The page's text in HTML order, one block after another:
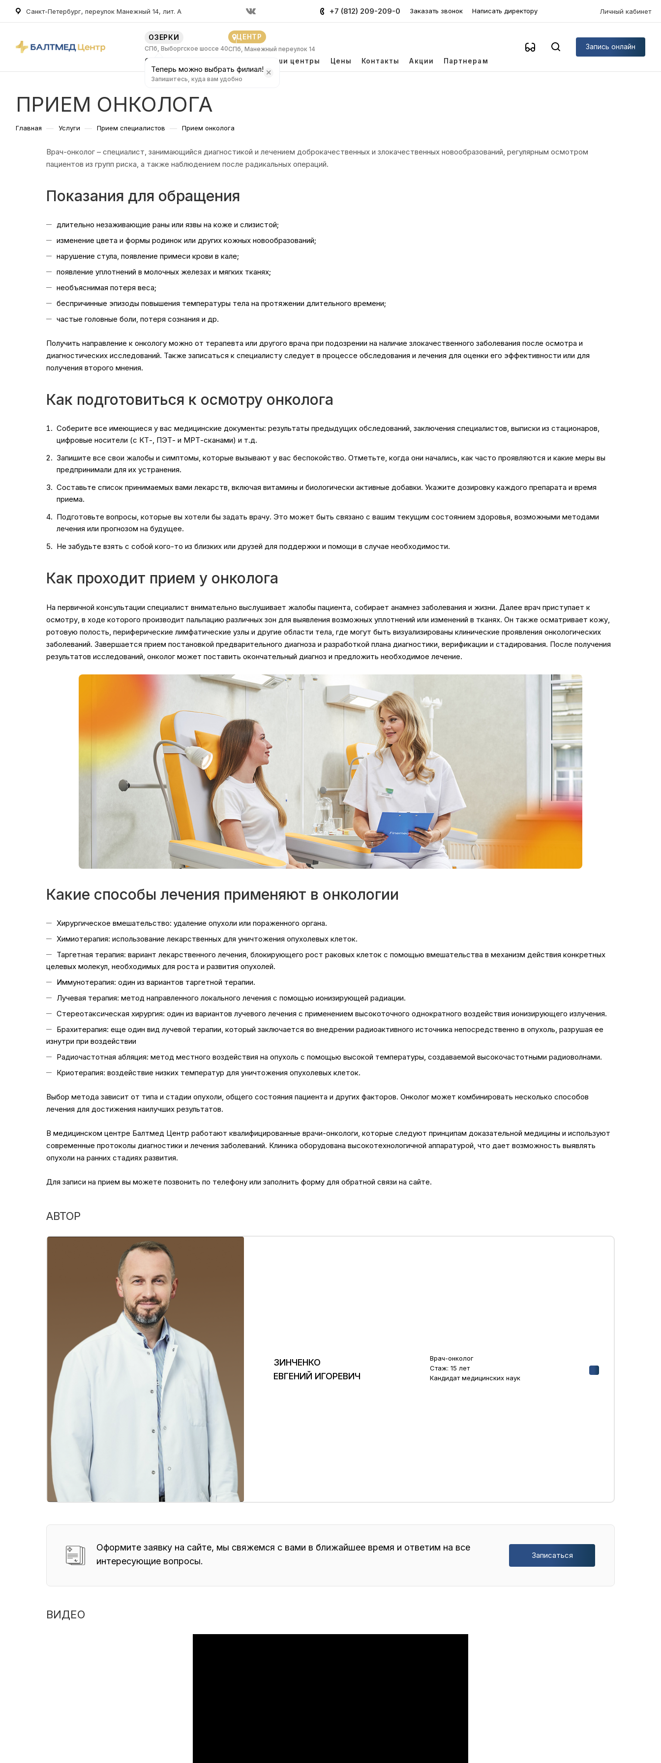
Санкт-Петербург, переулок Манежный 14, лит. А +7 (812) 209-209-0 Заказать звонок Написать директору Личный кабинет
ОЗЕРКИ
СПб, Выборгское шоссе 40
ЦЕНТР
СПб, Манежный переулок 14
Теперь можно выбрать филиал!
Запишитесь, куда вам удобно
О клинике Наши центры Цены Контакты Акции Партнерам
Запись онлайн
ПРИЕМ ОНКОЛОГА
Главная — Услуги — Прием специалистов — Прием онколога
Врач-онколог – специалист, занимающийся диагностикой и лечением доброкачественных и злокачественных новообразований, регулярным осмотром
пациентов из групп риска, а также наблюдением после радикальных операций.
Показания для обращения
длительно незаживающие раны или язвы на коже и слизистой;
изменение цвета и формы родинок или других кожных новообразований;
нарушение стула, появление примеси крови в кале;
появление уплотнений в молочных железах и мягких тканях;
необъяснимая потеря веса;
беспричинные эпизоды повышения температуры тела на протяжении длительного времени;
частые головные боли, потеря сознания и др.
Получить направление к онкологу можно от терапевта или другого врача при подозрении на наличие злокачественного заболевания после осмотра и
диагностических исследований. Также записаться к специалисту следует в процессе обследования и лечения для оценки его эффективности или для
получения второго мнения.
Как подготовиться к осмотру онколога
Соберите все имеющиеся у вас медицинские документы: результаты предыдущих обследований, заключения специалистов, выписки из стационаров,
цифровые носители (с КТ-, ПЭТ- и МРТ-сканами) и т.д.
Запишите все свои жалобы и симптомы, которые вызывают у вас беспокойство. Отметьте, когда они начались, как часто проявляются и какие меры вы
предпринимали для их устранения.
Составьте список принимаемых вами лекарств, включая витамины и биологически активные добавки. Укажите дозировку каждого препарата и время
приема.
Подготовьте вопросы, которые вы хотели бы задать врачу. Это может быть связано с вашим текущим состоянием здоровья, возможными методами
лечения или прогнозом на будущее.
Не забудьте взять с собой кого-то из близких или друзей для поддержки и помощи в случае необходимости.
Как проходит прием у онколога
На первичной консультации специалист внимательно выслушивает жалобы пациента, собирает анамнез заболевания и жизни. Далее врач приступает к
осмотру, в ходе которого производит пальпацию различных зон для выявления возможных уплотнений или изменений в тканях. Он также осматривает кожу,
ротовую полость, периферические лимфатические узлы и другие области тела, где могут быть визуализированы клинические проявления онкологических
заболеваний. Завершается прием постановкой предварительного диагноза и разработкой плана диагностики, верификации и стадирования. После получения
результатов исследований, онколог может поставить окончательный диагноз и предложить необходимое лечение.
Какие способы лечения применяют в онкологии
Хирургическое вмешательство: удаление опухоли или пораженного органа.
Химиотерапия: использование лекарственных для уничтожения опухолевых клеток.
Таргетная терапия: вариант лекарственного лечения, блокирующего рост раковых клеток с помощью вмешательства в механизм действия конкретных
целевых молекул, необходимых для роста и развития опухолей.
Иммунотерапия: один из вариантов таргетной терапии.
Лучевая терапия: метод направленного локального лечения с помощью ионизирующей радиации.
Стереотаксическая хирургия: один из вариантов лучевого лечения с применением высокоточного однократного воздействия ионизирующего излучения.
Брахитерапия: еще один вид лучевой терапии, который заключается во внедрении радиоактивного источника непосредственно в опухоль, разрушая ее
изнутри при воздействии
Радиочастотная абляция: метод местного воздействия на опухоль с помощью высокой температуры, создаваемой высокочастотными радиоволнами.
Криотерапия: воздействие низких температур для уничтожения опухолевых клеток.
Выбор метода зависит от типа и стадии опухоли, общего состояния пациента и других факторов. Онколог может комбинировать несколько способов
лечения для достижения наилучших результатов.
В медицинском центре Балтмед Центр работают квалифицированные врачи-онкологи, которые следуют принципам доказательной медицины и используют
современные протоколы диагностики и лечения заболеваний. Клиника оборудована высокотехнологичной аппаратурой, что дает возможность выявлять
опухоли на ранних стадиях развития.
Для записи на прием вы можете позвонить по телефону или заполнить форму для обратной связи на сайте.
АВТОР
ЗИНЧЕНКО
ЕВГЕНИЙ ИГОРЕВИЧ
Врач-онколог
Стаж: 15 лет
Кандидат медицинских наук
Оформите заявку на сайте, мы свяжемся с вами в ближайшее время и ответим на все
интересующие вопросы.
Записаться
ВИДЕО